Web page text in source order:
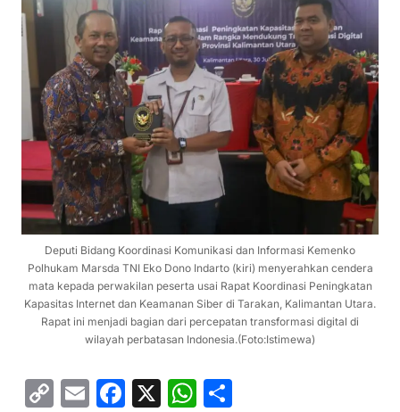
Deputi Bidang Koordinasi Komunikasi dan Informasi Kemenko
Polhukam Marsda TNI Eko Dono Indarto (kiri) menyerahkan cendera
mata kepada perwakilan peserta usai Rapat Koordinasi Peningkatan
Kapasitas Internet dan Keamanan Siber di Tarakan, Kalimantan Utara.
Rapat ini menjadi bagian dari percepatan transformasi digital di
wilayah perbatasan Indonesia.(Foto:Istimewa)
C
E
F
X
W